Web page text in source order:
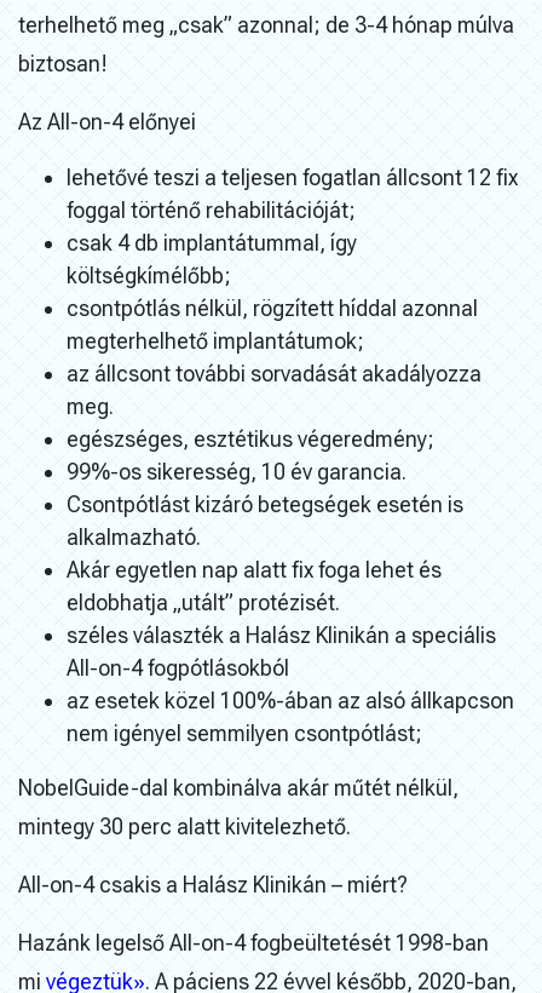
terhelhető meg „csak” azonnal; de 3-4 hónap múlva
biztosan!
Az All-on-4 előnyei
lehetővé teszi a teljesen fogatlan állcsont 12 fix
foggal történő rehabilitációját;
csak 4 db implantátummal, így
költségkímélőbb;
csontpótlás nélkül, rögzített híddal azonnal
megterhelhető implantátumok;
az állcsont további sorvadását akadályozza
meg.
egészséges, esztétikus végeredmény;
99%-os sikeresség, 10 év garancia.
Csontpótlást kizáró betegségek esetén is
alkalmazható.
Akár egyetlen nap alatt fix foga lehet és
eldobhatja „utált” protézisét.
széles választék a Halász Klinikán a speciális
All-on-4 fogpótlásokból
az esetek közel 100%-ában az alsó állkapcson
nem igényel semmilyen csontpótlást;
NobelGuide-dal kombinálva akár műtét nélkül,
mintegy 30 perc alatt kivitelezhető.
All-on-4 csakis a Halász Klinikán – miért?
Hazánk legelső All-on-4 fogbeültetését 1998-ban
mi végeztük». A páciens 22 évvel később, 2020-ban,